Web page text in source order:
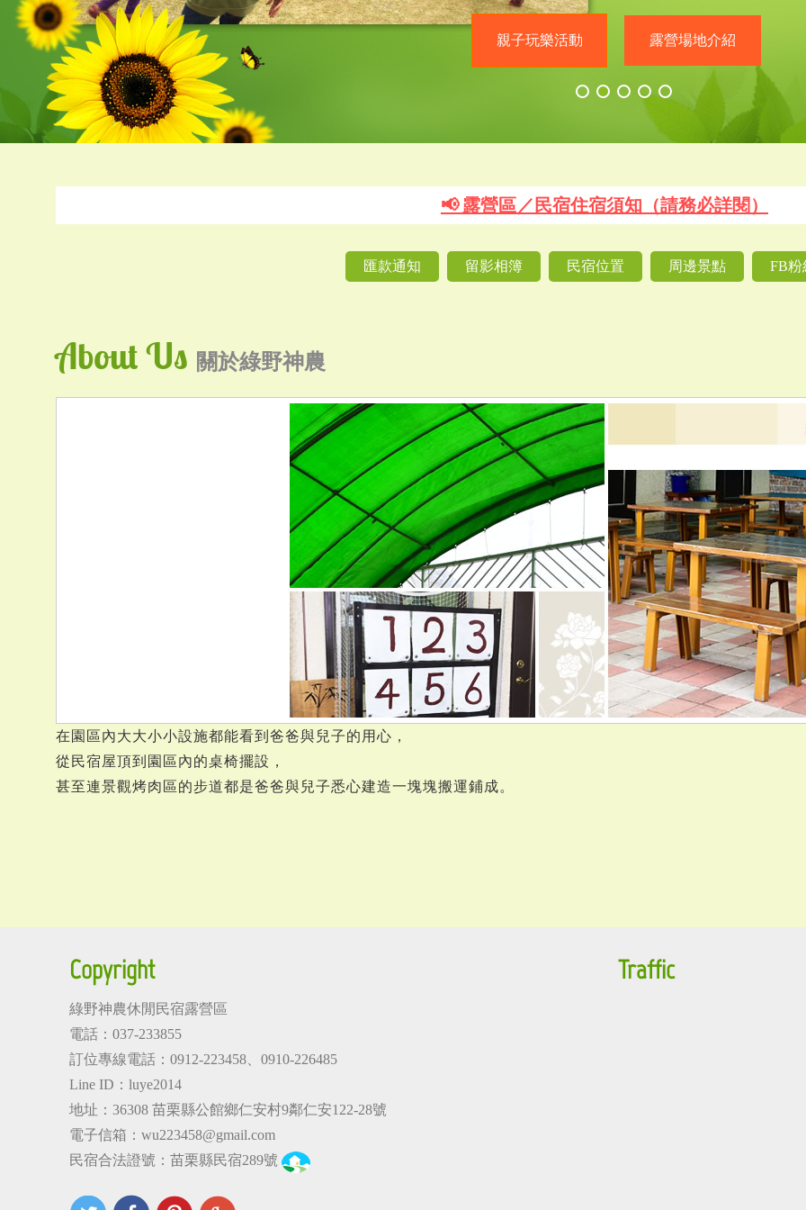
親子玩樂活動 露營場地介紹
親子玩樂活動 露營場地介紹
📢 露營區／民宿住宿須知（請務必詳閱）
匯款通知 留影相簿 民宿位置 周邊景點 FB粉
About Us 關於綠野神農
在園區內大大小小設施都能看到爸爸與兒子的用心，
從民宿屋頂到園區內的桌椅擺設，
甚至連景觀烤肉區的步道都是爸爸與兒子悉心建造一塊塊搬運鋪成。
Copyright
綠野神農休閒民宿露營區
電話：037-233855
訂位專線電話： 0912-223458
0910-226485
Line ID：luye2014
地址：36308 苗栗縣公館鄉仁安村9鄰仁安122-28號
電子信箱： wu223458@gmail.com
民宿合法證號：苗栗縣民宿289號
Traffic